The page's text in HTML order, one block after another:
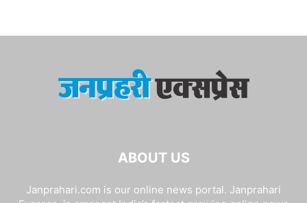
ABOUT US
Janprahari.com is our online news portal. Janprahari